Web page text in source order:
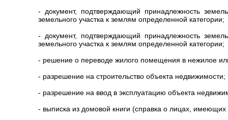
- документ, подтверждающий принадлежность
земельного участка к землям определенной категории;
- документ, подтверждающий принадлежность
земельного участка к землям определенной категории;
- решение о переводе жилого помещения в нежилое
- разрешение на строительство объекта недвижимости;
- разрешение на ввод в эксплуатацию объекта
- выписка из домовой книги (справка о лицах,